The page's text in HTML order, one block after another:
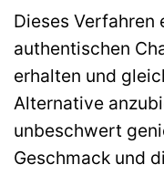
Dieses Verfahren
authentischen
erhalten und
Alternative
unbeschwert
Geschmack und